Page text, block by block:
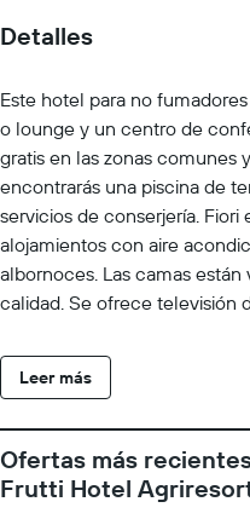
Detalles
Este hotel para no
o lounge y un centro de
gratis en las zonas comunes
encontrarás una piscina de
servicios de conserjería.
alojamientos con aire
albornoces. Las camas
calidad. Se ofrece televisión
de diseño y bidé. Este hotel
wifi gratis. Los servicios de
entrada a la piscina de niños
supervisión de un adulto. Se
ocio y esparcimiento que se
Leer más
Ofertas más
Frutti Hotel